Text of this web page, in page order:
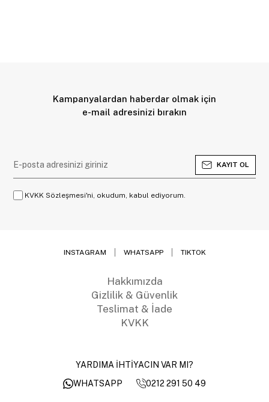
Kampanyalardan haberdar olmak için
e-mail adresinizi bırakın
KAYIT OL
KVKK Sözleşmesi'ni, okudum, kabul ediyorum.
INSTAGRAM WHATSAPP TIKTOK
Hakkımızda
Gizlilik & Güvenlik
Teslimat & İade
KVKK
YARDIMA İHTİYACIN VAR MI?
WHATSAPP
0212 291 50 49